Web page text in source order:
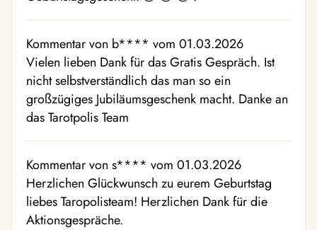
Kommentar von b**** vom 01.03.2026
Vielen lieben Dank für das Gratis Gespräch. Ist
nicht selbstverständlich das man so ein
großzügiges Jubiläumsgeschenk macht. Danke an
das Tarotpolis Team
Kommentar von s**** vom 01.03.2026
Herzlichen Glückwunsch zu eurem Geburtstag
liebes Taropolisteam! Herzlichen Dank für die
Aktionsgespräche.